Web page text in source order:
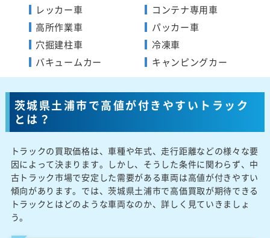
レッカー車
高所作業車
穴掘建柱車
バキュームカー
コンテナ専用車
パッカー車
冷凍車
キャンピングカー
茨城県土浦市で高値が付きやすいトラック
とは？
トラックの買取価格は、車種や年式、走行距離などの様々な要
因によって決まります。しかし、そうした条件に関わらず、中
古トラック市場で安定した需要がある車両は高値が付きやすい
傾向があります。では、茨城県土浦市で高価買取が期待できる
トラックとはどのような車両なのか、詳しく見ていきましょ
う。